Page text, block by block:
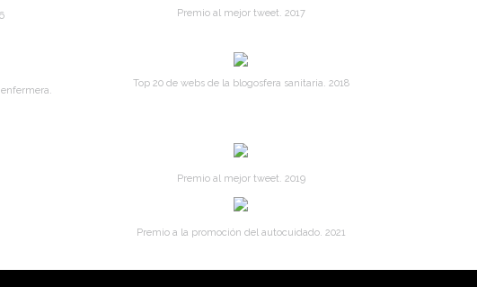
Premio al mejor tweet. 2017
Top 20 de webs de la blogosfera sanitaria. 2018
Premio al mejor tweet. 2019
Premio a la promoción del autocuidado. 2021